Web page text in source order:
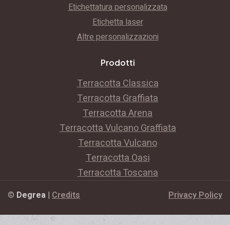
Etichettatura personalizzata
Etichetta laser
Altre personalizzazioni
Prodotti
Terracotta Classica
Terracotta Graffiata
Terracotta Arena
Terracotta Vulcano Graffiata
Terracotta Vulcano
Terracotta Oasi
Terracotta Toscana
© Degrea | Credits Privacy Policy